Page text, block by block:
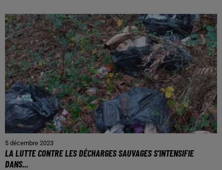
5 décembre 2023
LA LUTTE CONTRE LES DÉCHARGES SAUVAGES S’INTENSIFIE
DANS...